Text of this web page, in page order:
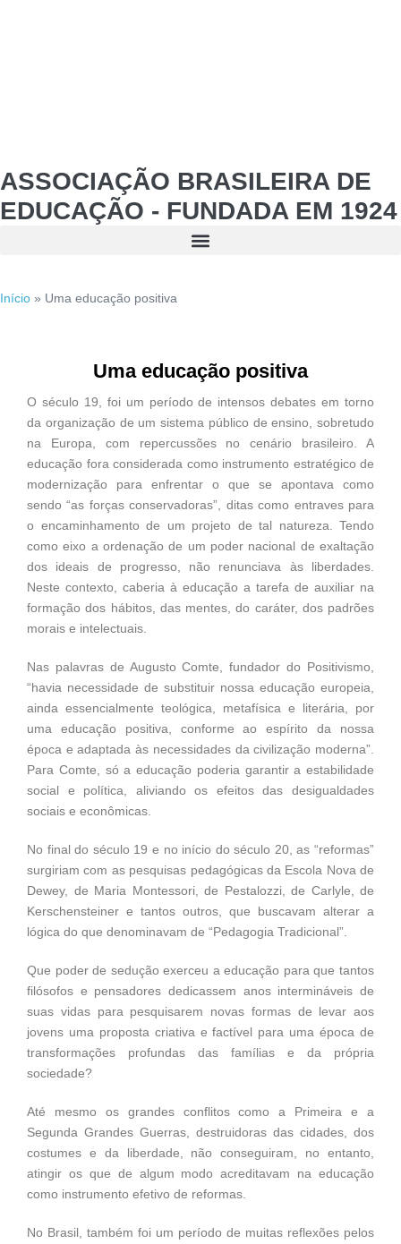
ASSOCIAÇÃO BRASILEIRA DE
EDUCAÇÃO - FUNDADA EM 1924
Início » Uma educação positiva
Uma educação positiva
O século 19, foi um período de intensos debates em torno
da organização de um sistema público de ensino, sobretudo
na Europa, com repercussões no cenário brasileiro. A
educação fora considerada como instrumento estratégico de
modernização para enfrentar o que se apontava como
sendo “as forças conservadoras”, ditas como entraves para
o encaminhamento de um projeto de tal natureza. Tendo
como eixo a ordenação de um poder nacional de exaltação
dos ideais de progresso, não renunciava às liberdades.
Neste contexto, caberia à educação a tarefa de auxiliar na
formação dos hábitos, das mentes, do caráter, dos padrões
morais e intelectuais.
Nas palavras de Augusto Comte, fundador do Positivismo,
“havia necessidade de substituir nossa educação europeia,
ainda essencialmente teológica, metafísica e literária, por
uma educação positiva, conforme ao espírito da nossa
época e adaptada às necessidades da civilização moderna”.
Para Comte, só a educação poderia garantir a estabilidade
social e política, aliviando os efeitos das desigualdades
sociais e econômicas.
No final do século 19 e no início do século 20, as “reformas”
surgiriam com as pesquisas pedagógicas da Escola Nova de
Dewey, de Maria Montessori, de Pestalozzi, de Carlyle, de
Kerschensteiner e tantos outros, que buscavam alterar a
lógica do que denominavam de “Pedagogia Tradicional”.
Que poder de sedução exerceu a educação para que tantos
filósofos e pensadores dedicassem anos intermináveis de
suas vidas para pesquisarem novas formas de levar aos
jovens uma proposta criativa e factível para uma época de
transformações profundas das famílias e da própria
sociedade?
Até mesmo os grandes conflitos como a Primeira e a
Segunda Grandes Guerras, destruidoras das cidades, dos
costumes e da liberdade, não conseguiram, no entanto,
atingir os que de algum modo acreditavam na educação
como instrumento efetivo de reformas.
No Brasil, também foi um período de muitas reflexões pelos